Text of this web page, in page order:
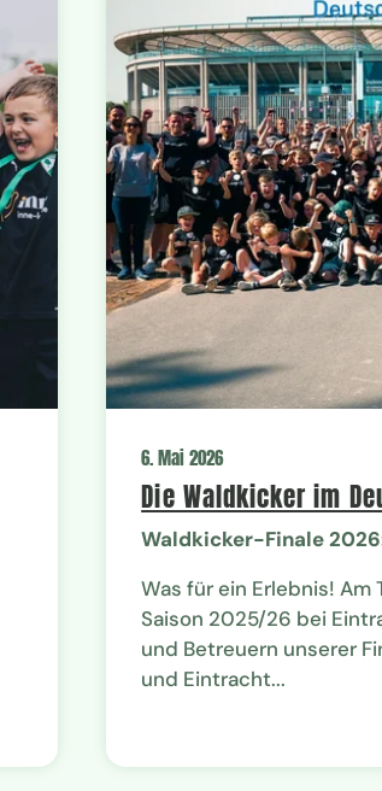
6. Mai 2026
Die Waldkicker im
Waldkicker-Finale
Was für ein Erlebnis!
Saison 2025/26 bei
und Betreuern unserer
und Eintracht...